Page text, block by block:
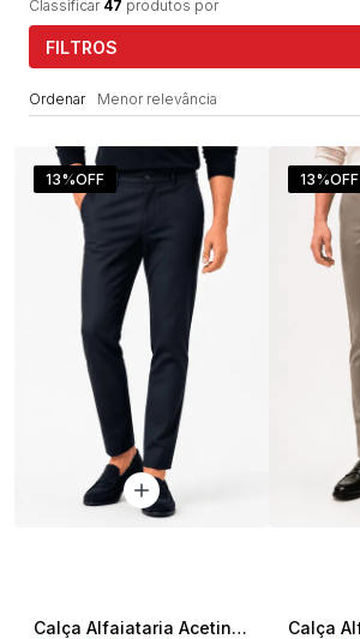
FILTROS
Classificar 47 produtos por
Menor relevância
13%OFF
Calça Alfaiataria Acetinada Bolso Faca Polo Live Marinho
13%OFF